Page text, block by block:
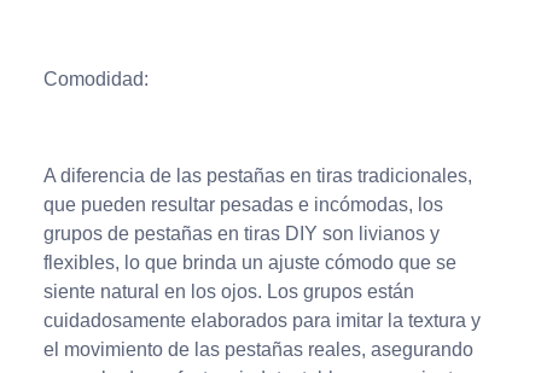
Comodidad:
A diferencia de las pestañas en tiras tradicionales,
que pueden resultar pesadas e incómodas, los
grupos de pestañas en tiras DIY son livianos y
flexibles, lo que brinda un ajuste cómodo que se
siente natural en los ojos. Los grupos están
cuidadosamente elaborados para imitar la textura y
el movimiento de las pestañas reales, asegurando